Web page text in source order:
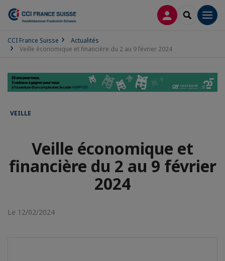
CONNEXION
CCI France Suisse
Actualités
Veille économique et financière du 2 au 9 février 2024
VEILLE
Veille économique et
financière du 2 au 9 février
2024
Le 12/02/2024